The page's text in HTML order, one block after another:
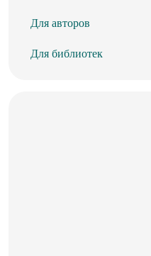
Для авторов
Для библиотек